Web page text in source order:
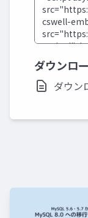
ダウンロ
ダウン